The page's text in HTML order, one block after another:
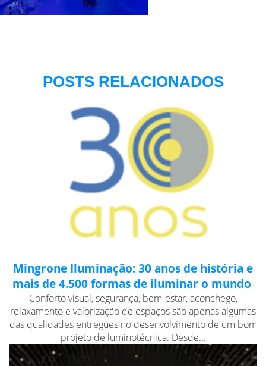
POSTS RELACIONADOS
Mingrone Iluminação: 30 anos de história e
mais de 4.500 formas de iluminar o mundo
Conforto visual, segurança, bem-estar, aconchego,
relaxamento e valorização de espaços são apenas algumas
das qualidades entregues no desenvolvimento de um bom
projeto de luminotécnica. Desde...